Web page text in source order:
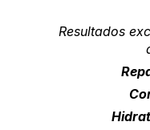
Resultados